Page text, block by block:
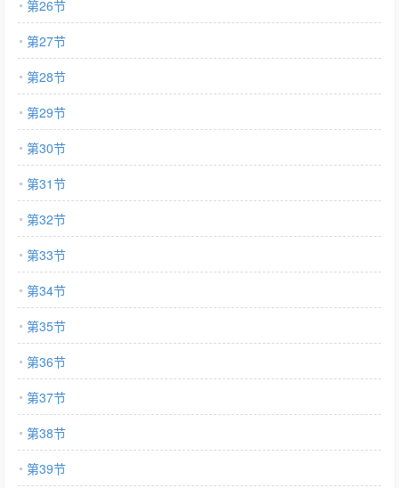
第26节
第27节
第28节
第29节
第30节
第31节
第32节
第33节
第34节
第35节
第36节
第37节
第38节
第39节